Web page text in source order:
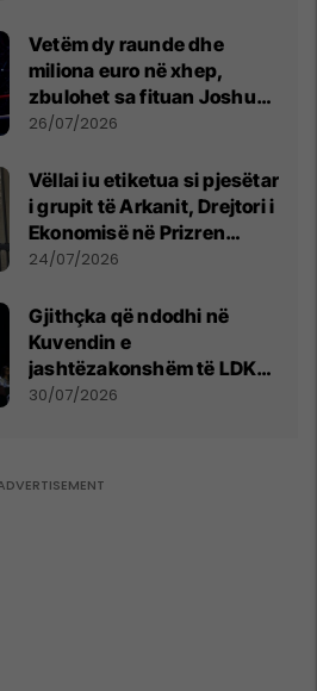
Vetëm dy raunde dhe
miliona euro në xhep,
zbulohet sa fituan Joshua
e Prenga
26/07/2026
Vëllai iu etiketua si pjesëtar
i grupit të Arkanit, Drejtori i
Ekonomisë në Prizren
mohon pretendimet
24/07/2026
Gjithçka që ndodhi në
Kuvendin e
jashtëzakonshëm të LDK-
së
30/07/2026